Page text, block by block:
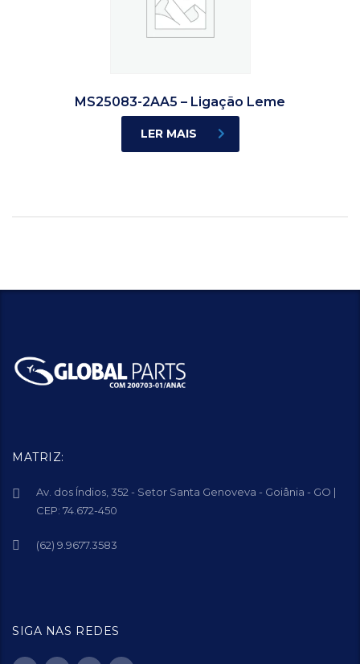
MS25083-2AA5 – Ligação Leme
LER MAIS
MATRIZ:
Av. dos Índios, 352 - Setor Santa Genoveva - Goiânia - GO |
CEP: 74.672-450
(62) 9.9677.3583
SIGA NAS REDES